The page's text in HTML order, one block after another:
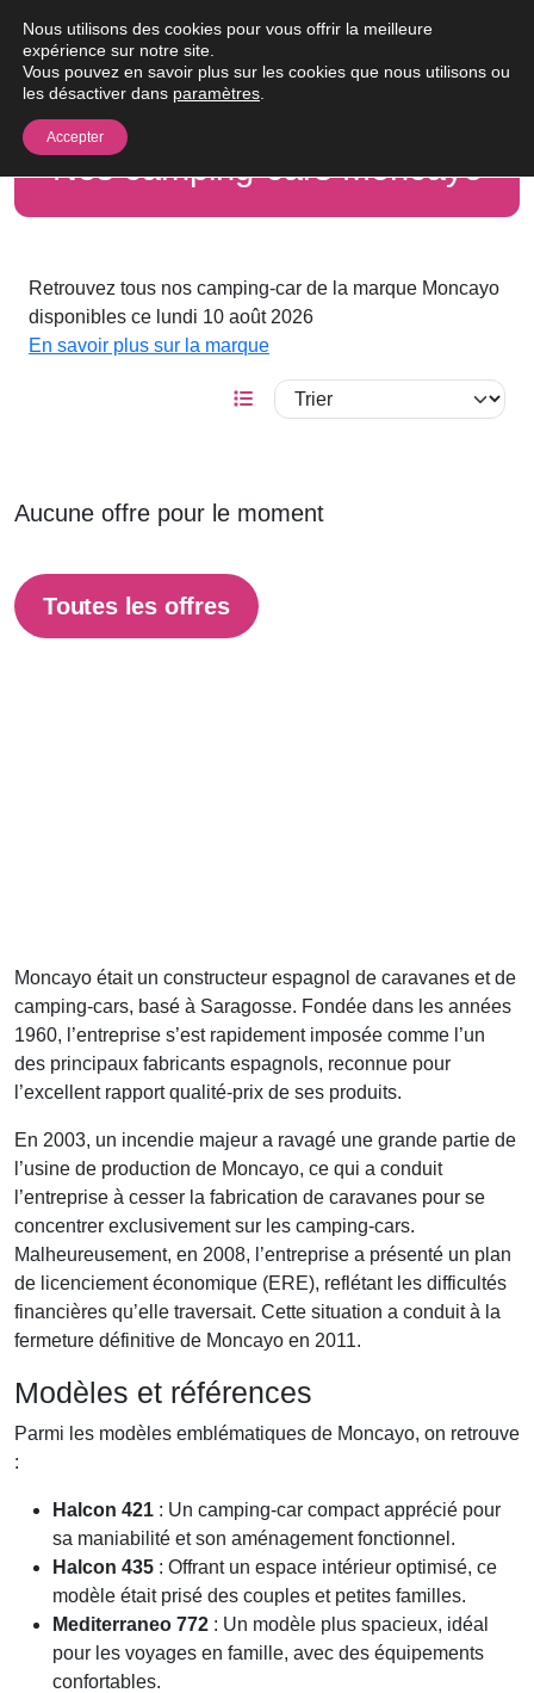
Nos camping-cars Moncayo
Retrouvez tous nos camping-car de la marque Moncayo
disponibles ce lundi 10 août 2026
En savoir plus sur la marque
Aucune offre pour le moment
Toutes les offres
Moncayo était un constructeur espagnol de caravanes et de
camping-cars, basé à Saragosse. Fondée dans les années
1960, l’entreprise s’est rapidement imposée comme l’un
des principaux fabricants espagnols, reconnue pour
l’excellent rapport qualité-prix de ses produits.
En 2003, un incendie majeur a ravagé une grande partie de
l’usine de production de Moncayo, ce qui a conduit
l’entreprise à cesser la fabrication de caravanes pour se
concentrer exclusivement sur les camping-cars.
Malheureusement, en 2008, l’entreprise a présenté un plan
de licenciement économique (ERE), reflétant les difficultés
financières qu’elle traversait. Cette situation a conduit à la
fermeture définitive de Moncayo en 2011.
Modèles et références
Parmi les modèles emblématiques de Moncayo, on retrouve
:
Halcon 421 : Un camping-car compact apprécié pour
sa maniabilité et son aménagement fonctionnel.
Halcon 435 : Offrant un espace intérieur optimisé, ce
modèle était prisé des couples et petites familles.
Mediterraneo 772 : Un modèle plus spacieux, idéal
pour les voyages en famille, avec des équipements
confortables.
Nous utilisons des cookies pour vous offrir la meilleure
expérience sur notre site.
Vous pouvez en savoir plus sur les cookies que nous utilisons ou
les désactiver dans paramètres
Accepter